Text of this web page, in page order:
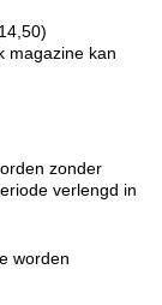
magazine kan
zonder
verlengd in
worden